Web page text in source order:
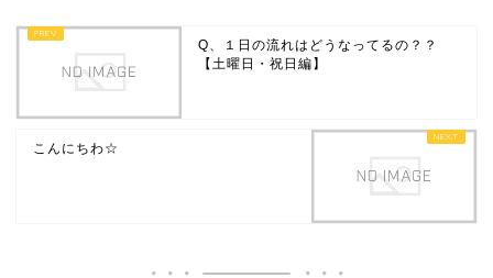
Q、１日の流れはどうなってるの？？
【土曜日・祝日編】
こんにちわ☆